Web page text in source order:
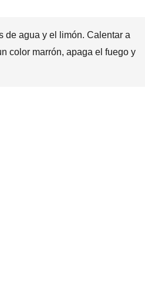
de agua y el limón. Calentar a
color marrón, apaga el fuego y